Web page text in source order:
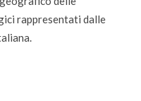
rappresentati dalle